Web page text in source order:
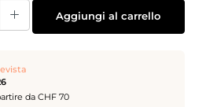
la quantità desiderata o usa i pulsanti per
Aggiungi al carrello
da CHF 70